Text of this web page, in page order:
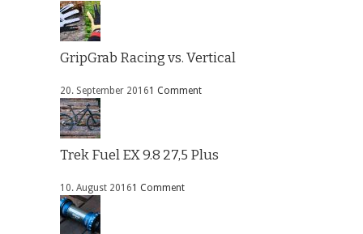
GripGrab Racing vs. Vertical
20. September 20161 Comment
Trek Fuel EX 9.8 27,5 Plus
10. August 20161 Comment